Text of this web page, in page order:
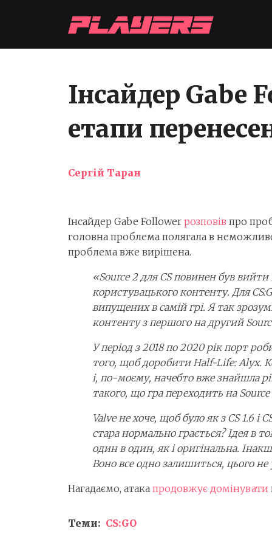
Інсайдер Gabe
етапи
Сергій Таран
Інсайдер Gabe Follower розповів про
головна проблема полягала в
проблема вже вирішена.
«Source 2 для CS повинен був
користувацького контенту. Для
випущених в самій грі. Я так
контенту з першого на другий
У період з 2018 по 2020 рік порт
того, щоб доробити Half-Life: Alyx.
і, по-моєму, начебто вже знайшла
такого, що гра переходить на Source
Valve не хоче, щоб було як з CS 1.6
стара нормально грається? Ідея в
один в один, як і оригінальна.
Воно все одно залишиться, цього
Нагадаємо, атака продовжує домінувати
Теми: CS:GO